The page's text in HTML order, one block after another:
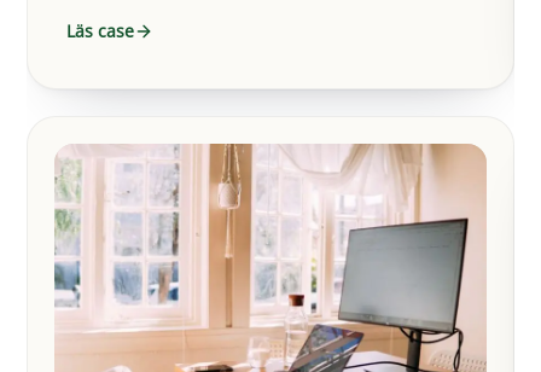
Telefonen gör…
Läs case